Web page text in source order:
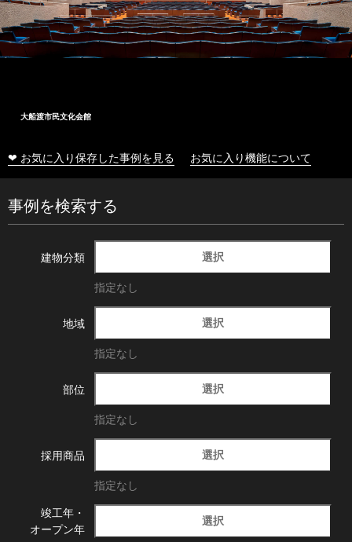
大船渡市民文化会館
❤ お気に入り保存した事例を見る お気に入り機能について
事例を検索する
建物分類 選択
指定なし
地域 選択
指定なし
部位 選択
指定なし
採用商品 選択
指定なし
竣工年・
オープン年
選択